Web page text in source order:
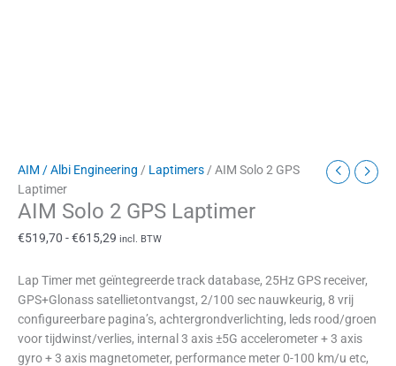
AIM / Albi Engineering / Laptimers / AIM Solo 2 GPS
Laptimer
AIM Solo 2 GPS Laptimer
€519,70 -€615,29 incl. BTW
Lap Timer met geïntegreerde track database, 25Hz GPS receiver,
GPS+Glonass satellietontvangst, 2/100 sec nauwkeurig, 8 vrij
configureerbare pagina’s, achtergrondverlichting, leds rood/groen
voor tijdwinst/verlies, internal 3 axis ±5G accelerometer + 3 axis
gyro + 3 axis magnetometer, performance meter 0-100 km/u etc,